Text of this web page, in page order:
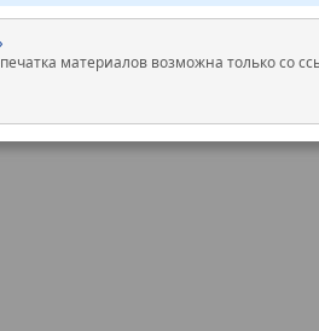
материалов возможна только со